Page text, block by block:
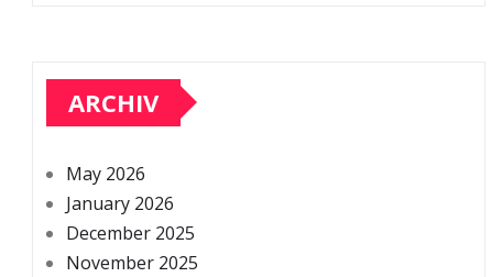
ARCHIV
May 2026
January 2026
December 2025
November 2025